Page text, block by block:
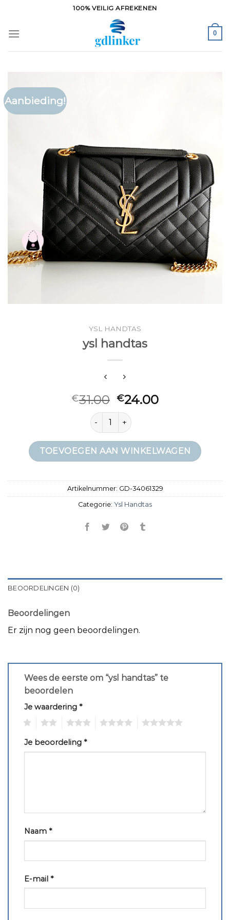
inhoud
100% VEILIG AFREKENEN
0
Aanbieding!
YSL HANDTAS
ysl handtas
€31.00 €24.00
ysl handtas aantal
TOEVOEGEN AAN WINKELWAGEN
Artikelnummer: GD-34061329
Categorie: Ysl Handtas
BEOORDELINGEN (0)
Beoordelingen
Er zijn nog geen beoordelingen.
Wees de eerste om “ysl handtas” te
beoordelen
Je waardering *
Je beoordeling *
Naam *
E-mail *